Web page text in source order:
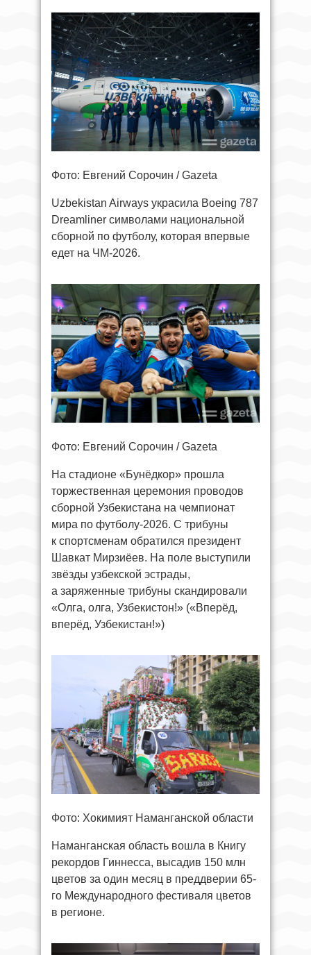
Фото: Евгений Сорочин / Gazeta
Uzbekistan Airways украсила Boeing 787
Dreamliner символами национальной
сборной по футболу, которая впервые
едет на ЧМ-2026.
Фото: Евгений Сорочин / Gazeta
На стадионе «Бунёдкор» прошла
торжественная церемония проводов
сборной Узбекистана на чемпионат
мира по футболу-2026. С трибуны
к спортсменам обратился президент
Шавкат Мирзиёев. На поле выступили
звёзды узбекской эстрады,
а заряженные трибуны скандировали
«Олга, олга, Узбекистон!» («Вперёд,
вперёд, Узбекистан!»)
Фото: Хокимият Наманганской области
Наманганская область вошла в Книгу
рекордов Гиннесса, высадив 150 млн
цветов за один месяц в преддверии 65-
го Международного фестиваля цветов
в регионе.